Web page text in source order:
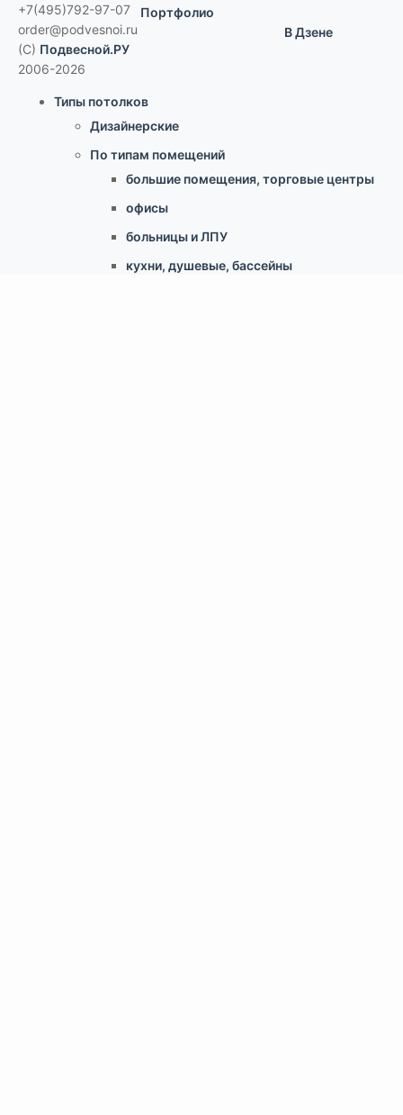
+7(495)792-97-07
order@podvesnoi.ru
(C) Подвесной.РУ
2006-2026
Портфолио
В Дзене
Типы потолков
Дизайнерские
По типам помещений
большие помещения, торговые центры
офисы
больницы и ЛПУ
кухни, душевые, бассейны